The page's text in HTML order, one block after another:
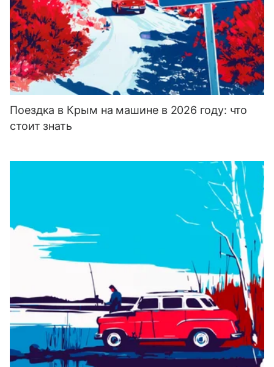
Поездка в Крым на машине в 2026 году: что
стоит знать